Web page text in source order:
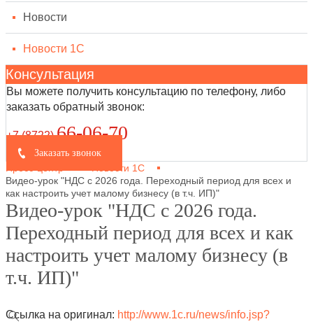
Новости
Новости 1С
Консультация
Вы можете получить консультацию по телефону, либо
заказать обратный звонок:
+7 (8722)66-06-70
Заказать звонок
Новости 1С
Видео-урок "НДС с 2026 года. Переходный период для всех и
как настроить учет малому бизнесу (в т.ч. ИП)"
Видео-урок "НДС с 2026 года.
Переходный период для всех и как
настроить учет малому бизнесу (в
т.ч. ИП)"
Ссылка на оригинал: http://www.1c.ru/news/info.jsp?